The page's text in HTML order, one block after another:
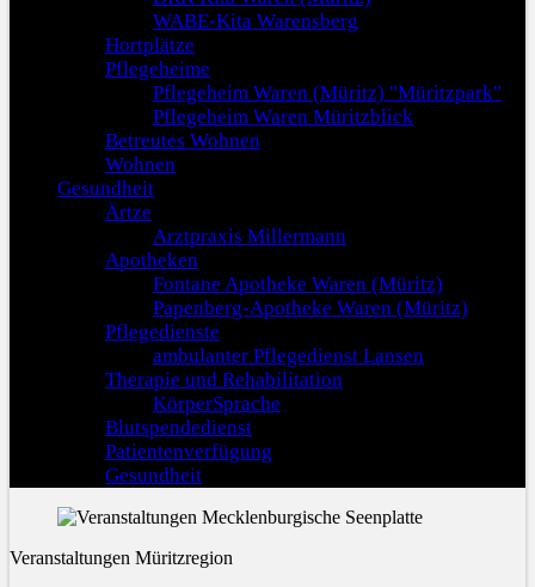
WABE-Kita Warensberg
Hortplätze
Pflegeheime
Pflegeheim Waren (Müritz) "Müritzpark"
Pflegeheim Waren Müritzblick
Betreutes Wohnen
Wohnen
Gesundheit
Ärtze
Arztpraxis Millermann
Apotheken
Fontane Apotheke Waren (Müritz)
Papenberg-Apotheke Waren (Müritz)
Pflegedienste
ambulanter Pflegedienst Lansen
Therapie und Rehabilitation
KörperSprache
Blutspendedienst
Patientenverfügung
Gesundheit
Veranstaltungen Müritzregion